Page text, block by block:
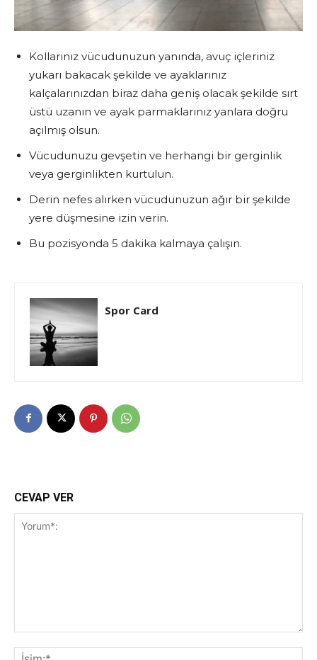
Kollarınız vücudunuzun yanında, avuç içleriniz
yukarı bakacak şekilde ve ayaklarınız
kalçalarınızdan biraz daha geniş olacak şekilde sırt
üstü uzanın ve ayak parmaklarınız yanlara doğru
açılmış olsun.
Vücudunuzu gevşetin ve herhangi bir gerginlik
veya gerginlikten kurtulun.
Derin nefes alırken vücudunuzun ağır bir şekilde
yere düşmesine izin verin.
Bu pozisyonda 5 dakika kalmaya çalışın.
Spor Card
CEVAP VER